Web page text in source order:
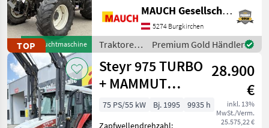
TOPGebrauchtmaschine
Anhängevorrichtung (mm):
32mm, Aufladung:
Turbolader, Getriebeart
Landmaschine:
Lastschaltgetriebe, Antrieb:
Allrad, Pla
MAUCH Gesellschaft m.b.H. & Co.KG
5274 Burgkirchen
Traktoren
/ Steyr
Premium Gold Händler
Steyr 975 TURBO
+ MAMMUT
FRONTLADER
28.900
€
inkl. 13%
MwSt./Verm.
25.575,22 €
75 PS/55 kW Bj. 1995
9935 h
Zapfwellendrehzahl: